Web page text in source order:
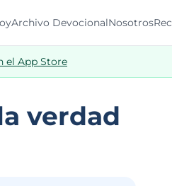
Archivo DevocionalNosotros
el App Store
verdad